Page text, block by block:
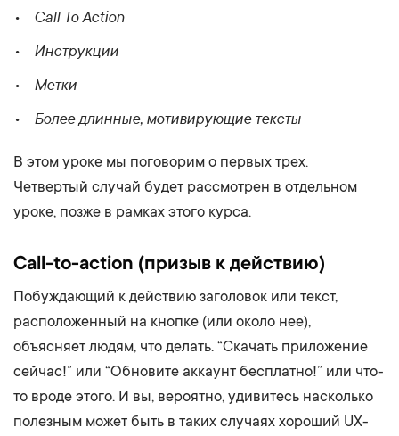
Call To Action
Инструкции
Метки
Более длинные, мотивирующие тексты
В этом уроке мы поговорим о первых трех.
Четвертый случай будет рассмотрен в отдельном
уроке, позже в рамках этого курса.
Call-to-action (призыв к действию)
Побуждающий к действию заголовок или текст,
расположенный на кнопке (или около нее),
объясняет людям, что делать. “Скачать приложение
сейчас!” или “Обновите аккаунт бесплатно!” или что-
то вроде этого. И вы, вероятно, удивитесь насколько
полезным может быть в таких случаях хороший UX-